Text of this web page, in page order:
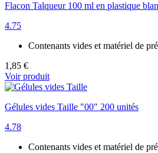
Flacon Talqueur 100 ml en plastique
4.75
Contenants vides et matériel de
1,85 €
Voir produit
Gélules vides Taille "00" 200 unités
4.78
Contenants vides et matériel de